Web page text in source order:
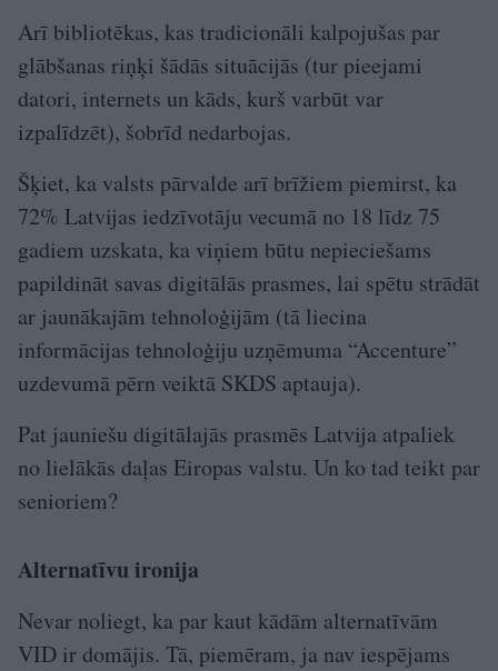
Arī bibliotēkas, kas tradicionāli kalpojušas par
glābšanas riņķi šādās situācijās (tur pieejami
datori, internets un kāds, kurš varbūt var
izpalīdzēt), šobrīd nedarbojas.
Šķiet, ka valsts pārvalde arī brīžiem piemirst, ka
72% Latvijas iedzīvotāju vecumā no 18 līdz 75
gadiem uzskata, ka viņiem būtu nepieciešams
papildināt savas digitālās prasmes, lai spētu strādāt
ar jaunākajām tehnoloģijām (tā liecina
informācijas tehnoloģiju uzņēmuma “Accenture”
uzdevumā pērn veiktā SKDS aptauja).
Pat jauniešu digitālajās prasmēs Latvija atpaliek
no lielākās daļas Eiropas valstu. Un ko tad teikt par
senioriem?
Alternatīvu ironija
Nevar noliegt, ka par kaut kādām alternatīvām
VID ir domājis. Tā, piemēram, ja nav iespējams